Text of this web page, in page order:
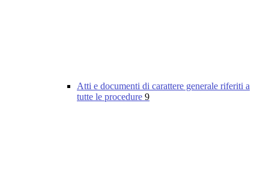
Atti e documenti di carattere generale riferiti a
tutte le procedure 9